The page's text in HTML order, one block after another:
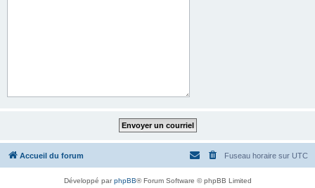
Accueil du forum Fuseau horaire sur UTC
Développé parphpBB® Forum Software © phpBB Limited